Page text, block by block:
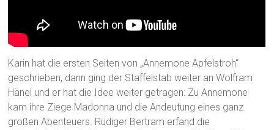
Karin hat die ersten Seiten von „Annemone Apfelstroh“
geschrieben, dann ging der Staffelstab weiter an Wolfram
Hänel und er hat die Idee weiter getragen: Zu Annemone
kam ihre Ziege Madonna und die Andeutung eines ganz
großen Abenteuers. Rüdiger Bertram erfand die